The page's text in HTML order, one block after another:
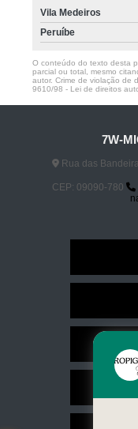
Vila Medeiros
Peruíbe
O conteúdo do texto desta
parcial ou total, mesmo
autor. Crime de violação de
9610/98 - Lei de direitos
7W-
Rua das
CEP: 09090-780